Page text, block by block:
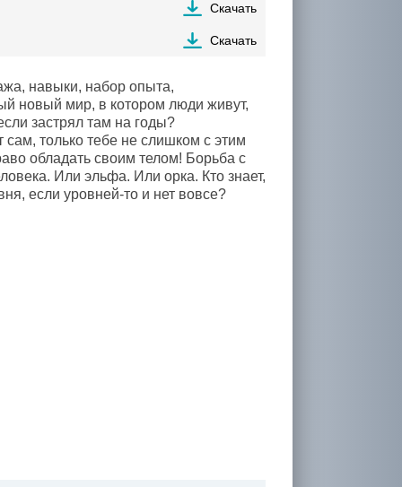
Скачать
Скачать
навыки, набор опыта,
новый мир, в котором люди живут,
застрял там на годы?
только тебе не слишком с этим
обладать своим телом! Борьба с
Или эльфа. Или орка. Кто знает,
если уровней-то и нет вовсе?